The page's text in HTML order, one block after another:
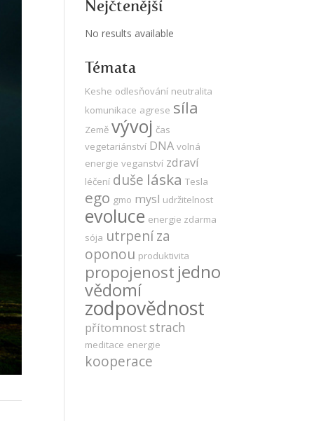
Nejčtenější
No results available
Témata
Keshe odlesňování neutralita
komunikace agrese síla
Země vývoj čas
vegetariánství DNA volná
energie veganství zdraví
léčení duše láska Tesla
ego gmo mysl udržitelnost
evoluce energie zdarma
sója utrpeníza
oponou produktivita
propojenost jedno
vědomí
zodpovědnost
přítomnoststrach
meditace energie
kooperace